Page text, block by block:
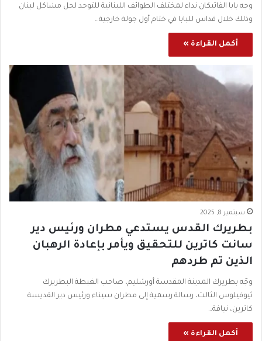
وجه بابا الفاتيكان نداء لمختلف الطوائف اللبنانية للتوحد لحل مشاكل لبنان
وذلك خلال قداس للبابا في ختام أول جولة خارجية…
أكمل القراءة »
سبتمبر 8, 2025
بطريرك القدس يستدعي مطران ورئيس دير
سانت كاترين للتحقيق ويأمر بإعادة الرهبان
الذين تم طردهم
وجّه بطريرك المدينة المقدسة أورشليم، صاحب الغبطة البطريرك
ثيوفيلوس الثالث، رسالة رسمية إلى مطران سيناء ورئيس دير القديسة
كاترين، نيافة…
أكمل القراءة »